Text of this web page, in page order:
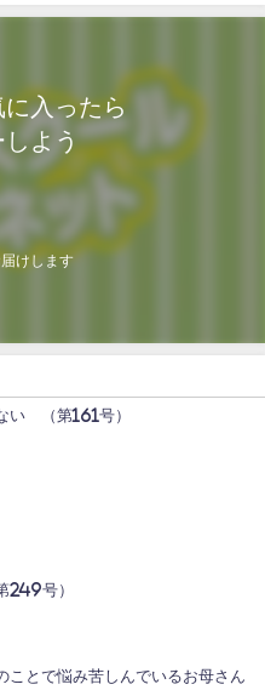
に入ったら
しよう
けします
い （第161号）
249号）
ことで悩み苦しんでいるお母さん